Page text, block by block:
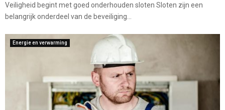
Veiligheid begint met goed onderhouden sloten Sloten zijn een
belangrijk onderdeel van de beveiliging...
Energie en verwarming